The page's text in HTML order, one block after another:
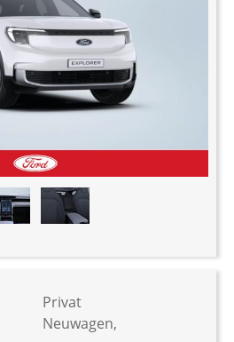
Privat
Neuwagen,